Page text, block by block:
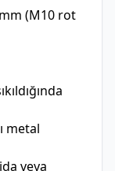
(M10 rot
metal
veya